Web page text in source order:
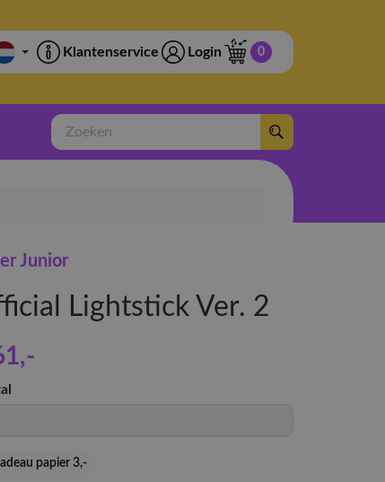
Klantenservice Login 0
Zoeken
Junior
Lightstick Ver. 2
,-
papier 3,-